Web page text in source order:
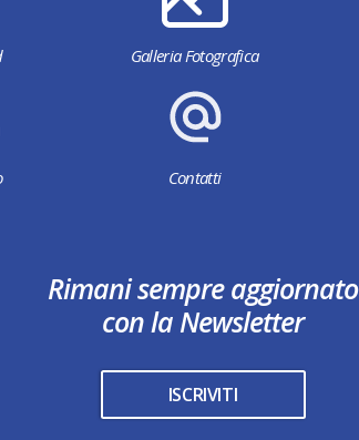
Galleria Fotografica
Contatti
Rimani sempre aggiornato
con la Newsletter
ISCRIVITI